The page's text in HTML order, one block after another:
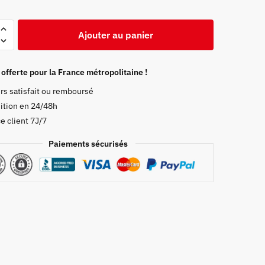
Ajouter au panier
pour la France métropolitaine !
satisfait ou remboursé
en 24/48h
client 7J/7
Paiements sécurisés